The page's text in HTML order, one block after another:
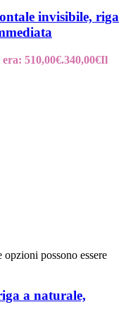
invisibile, riga
510,00€.340,00€Il
possono essere
a naturale,